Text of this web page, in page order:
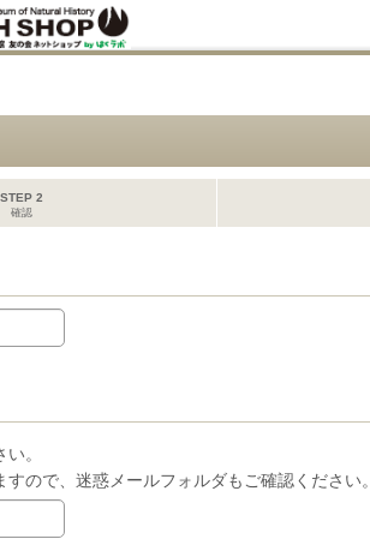
STEP 2
確認
。
ので、迷惑メールフォルダもご確認ください。